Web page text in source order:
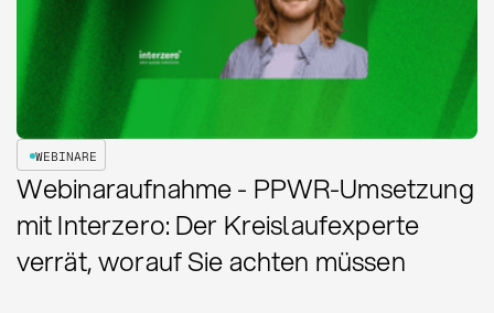
WEBINARE
Webinaraufnahme - PPWR-Umsetzung
mit Interzero: Der Kreislaufexperte
verrät, worauf Sie achten müssen